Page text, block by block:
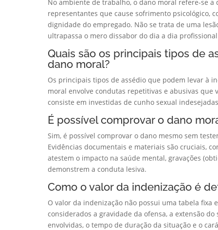
No ambiente de trabalho, o dano moral refere-se
representantes que cause sofrimento psicológico,
dignidade do empregado. Não se trata de uma
ultrapassa o mero dissabor do dia a dia
Quais são os principais tipos de
dano moral?
Os principais tipos de assédio que podem levar à
moral envolve condutas repetitivas e abusivas
consiste em investidas de cunho sexual
É possível comprovar o dano
Sim, é possível comprovar o dano mesmo sem
Evidências documentais e materiais são cruciais,
atestem o impacto na saúde mental, gravações
demonstrem a conduta lesiva.
Como o valor da indenização é
O valor da indenização não possui uma tabela fixa
considerados a gravidade da ofensa, a extensão
envolvidas, o tempo de duração da situação e o